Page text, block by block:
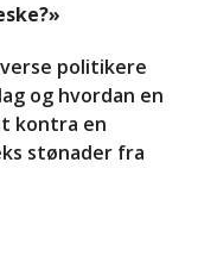
politikere
og hvordan en
kontra en
stønader fra